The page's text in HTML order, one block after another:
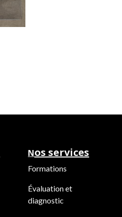
Nos services
Formations
Évaluation et
diagnostic